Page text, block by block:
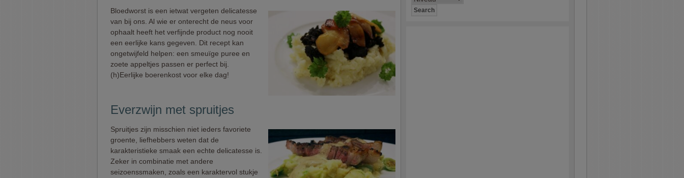
Bloedworst is een ietwat vergeten delicatesse
van bij ons. Al wie er onterecht de neus voor
ophaalt heeft het verfijnde product nog nooit
een eerlijke kans gegeven. Dit recept kan
ongetwijfeld helpen: een smeuïge puree en
zoete appeltjes passen er perfect bij.
(h)Eerlijke boerenkost voor elke dag!
Everzwijn met spruitjes
Spruitjes zijn misschien niet ieders favoriete
groente, liefhebbers weten dat de
karakteristieke smaak een echte delicatesse is.
Zeker in combinatie met andere
seizoenssmaken, zoals een karaktervol stukje